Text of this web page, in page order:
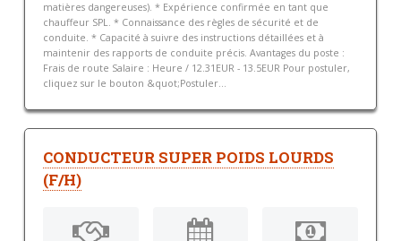
matières dangereuses). * Expérience confirmée en tant que
chauffeur SPL. * Connaissance des règles de sécurité et de
conduite. * Capacité à suivre des instructions détaillées et à
maintenir des rapports de conduite précis. Avantages du poste :
Frais de route Salaire : Heure / 12.31EUR - 13.5EUR Pour postuler,
cliquez sur le bouton &quot;Postuler...
CONDUCTEUR SUPER POIDS LOURDS
(F/H)